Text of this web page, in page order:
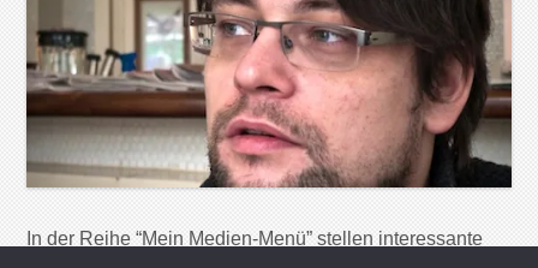
In der Reihe “Mein Medien-Menü” stellen interessante